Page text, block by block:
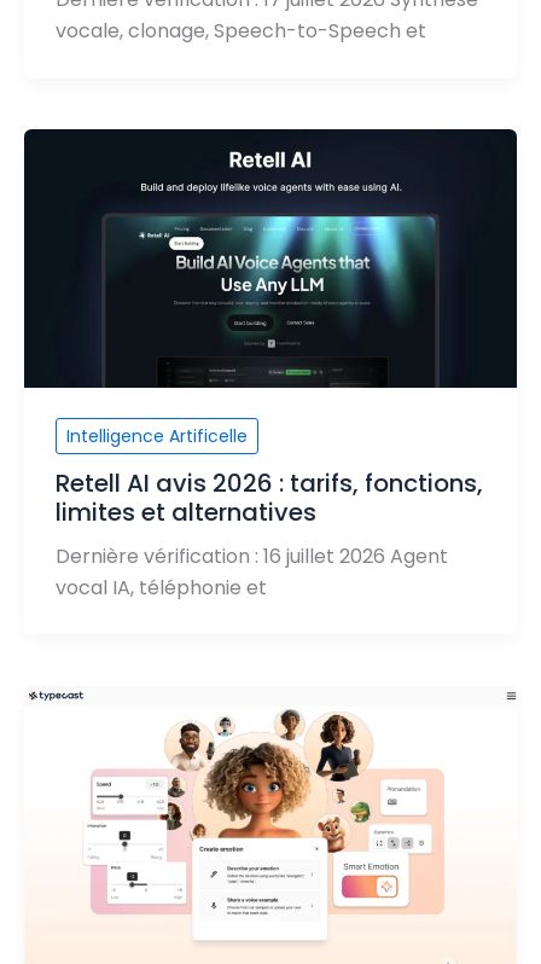
vocale, clonage, Speech-to-Speech et
Intelligence Artificelle
Retell AI avis 2026 : tarifs, fonctions,
limites et alternatives
Dernière vérification : 16 juillet 2026 Agent
vocal IA, téléphonie et